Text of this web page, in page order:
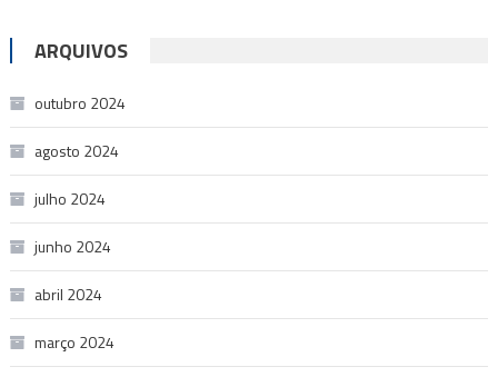
ARQUIVOS
outubro 2024
agosto 2024
julho 2024
junho 2024
abril 2024
março 2024